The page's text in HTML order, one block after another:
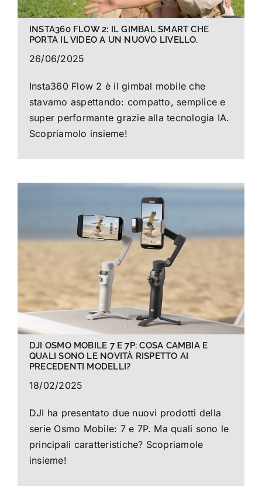
INSTA360 FLOW 2: IL GIMBAL SMART CHE
PORTA IL VIDEO A UN NUOVO LIVELLO.
26/06/2025
Insta360 Flow 2 è il gimbal mobile che
stavamo aspettando: compatto, semplice e
super performante grazie alla tecnologia IA.
Scopriamolo insieme!
DJI OSMO MOBILE 7 E 7P: COSA CAMBIA E
QUALI SONO LE NOVITÀ RISPETTO AI
PRECEDENTI MODELLI?
18/02/2025
DJI ha presentato due nuovi prodotti della
serie Osmo Mobile: 7 e 7P. Ma quali sono le
principali caratteristiche? Scopriamole
insieme!